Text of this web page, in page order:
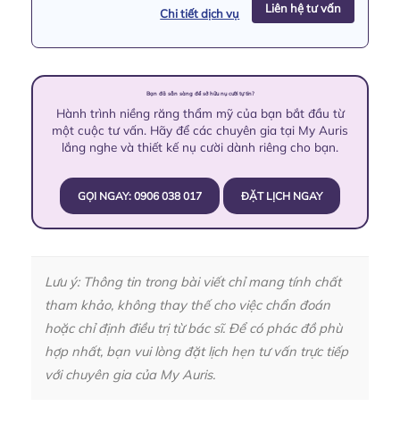
Chi tiết dịch vụ Liên hệ tư vấn
Bạn đã sẵn sàng để sở hữu nụ cười tự tin?
Hành trình niềng răng thẩm mỹ của bạn bắt đầu từ
một cuộc tư vấn. Hãy để các chuyên gia tại My Auris
lắng nghe và thiết kế nụ cười dành riêng cho bạn.
GỌI NGAY: 0906 038 017 ĐẶT LỊCH NGAY
Lưu ý: Thông tin trong bài viết chỉ mang tính chất
tham khảo, không thay thế cho việc chẩn đoán
hoặc chỉ định điều trị từ bác sĩ. Để có phác đồ phù
hợp nhất, bạn vui lòng đặt lịch hẹn tư vấn trực tiếp
với chuyên gia của My Auris.